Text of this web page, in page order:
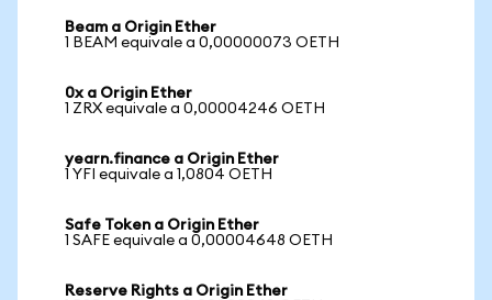
Beam a Origin Ether
1 BEAM equivale a 0,00000073 OETH
0x a Origin Ether
1 ZRX equivale a 0,00004246 OETH
yearn.finance a Origin Ether
1 YFI equivale a 1,0804 OETH
Safe Token a Origin Ether
1 SAFE equivale a 0,00004648 OETH
Reserve Rights a Origin Ether